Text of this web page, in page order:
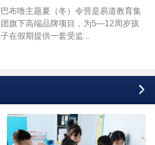
巴布噜主题夏（冬）令营是易道教育集
团旗下高端品牌项目，为5—12周岁孩
子在假期提供一套受监...